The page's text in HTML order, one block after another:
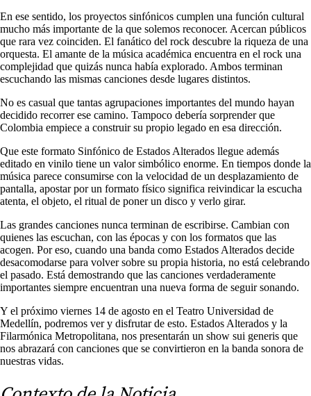
En ese sentido, los proyectos sinfónicos cumplen una función cultural
mucho más importante de la que solemos reconocer. Acercan públicos
que rara vez coinciden. El fanático del rock descubre la riqueza de una
orquesta. El amante de la música académica encuentra en el rock una
complejidad que quizás nunca había explorado. Ambos terminan
escuchando las mismas canciones desde lugares distintos.
No es casual que tantas agrupaciones importantes del mundo hayan
decidido recorrer ese camino. Tampoco debería sorprender que
Colombia empiece a construir su propio legado en esa dirección.
Que este formato Sinfónico de Estados Alterados llegue además
editado en vinilo tiene un valor simbólico enorme. En tiempos donde la
música parece consumirse con la velocidad de un desplazamiento de
pantalla, apostar por un formato físico significa reivindicar la escucha
atenta, el objeto, el ritual de poner un disco y verlo girar.
Las grandes canciones nunca terminan de escribirse. Cambian con
quienes las escuchan, con las épocas y con los formatos que las
acogen. Por eso, cuando una banda como Estados Alterados decide
desacomodarse para volver sobre su propia historia, no está celebrando
el pasado. Está demostrando que las canciones verdaderamente
importantes siempre encuentran una nueva forma de seguir sonando.
Y el próximo viernes 14 de agosto en el Teatro Universidad de
Medellín, podremos ver y disfrutar de esto. Estados Alterados y la
Filarmónica Metropolitana, nos presentarán un show sui generis que
nos abrazará con canciones que se convirtieron en la banda sonora de
nuestras vidas.